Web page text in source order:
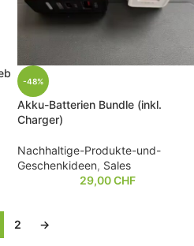
-48%
Akku-Batterien Bundle (inkl.
Charger)
Nachhaltige-Produkte-und-
Geschenkideen, Sales
29,00CHF
2
→